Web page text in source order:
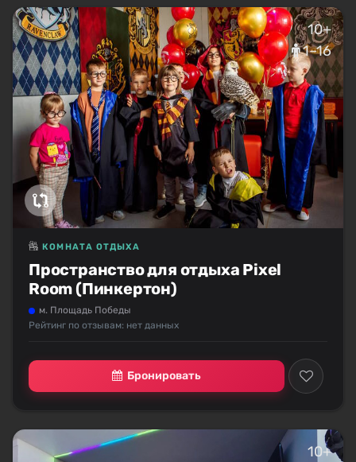
10+
1–16
Пространство для отдыха Pixel
Room (Пинкертон)
КОМНАТА ОТДЫХА
м. Площадь Победы
Рейтинг по отзывам: нет данных
Бронировать
10+